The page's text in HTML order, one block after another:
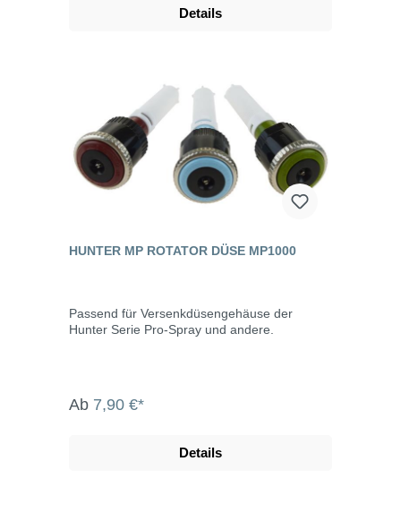
Details
HUNTER MP ROTATOR DÜSE MP1000
Passend für Versenkdüsengehäuse der
Hunter Serie Pro-Spray und andere.
Ab 7,90 €*
Details